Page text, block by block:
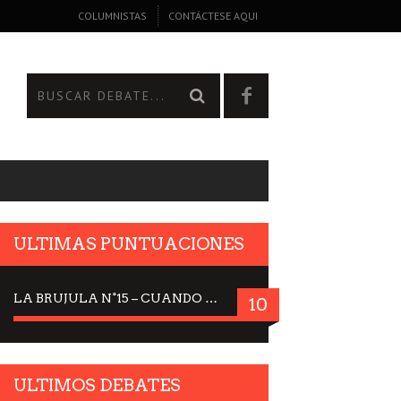
COLUMNISTAS CONTÁCTESE AQUI
ULTIMAS PUNTUACIONES
LA BRUJULA N°15 – CUANDO LA CIENCIA MIRA AL CIELO, DRA. ELISABETH KÜBLER-ROSS 10
ULTIMOS DEBATES